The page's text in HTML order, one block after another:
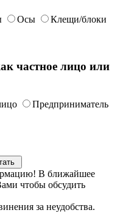
Осы
Клещи/блоки
частное лицо или
Предприниматель
В ближайшее
чтобы обсудить
за неудобства.